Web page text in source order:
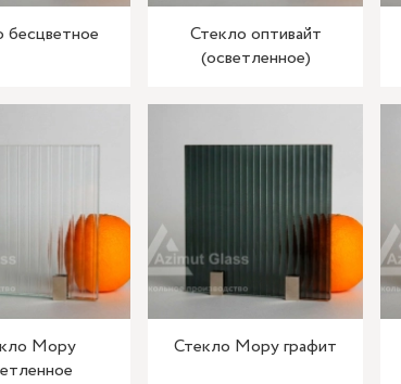
бесцветное
Стекло оптивайт
(осветленное)
Мору
Стекло Мору графит